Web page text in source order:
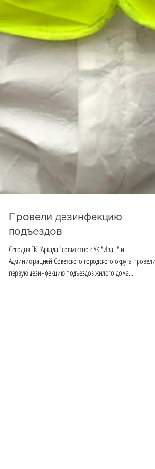
Провели дезинфекцию
подъездов
Сегодня ГК "Аркада" совместно с УК "Иван" и
Администрацией Советского городского округа провели